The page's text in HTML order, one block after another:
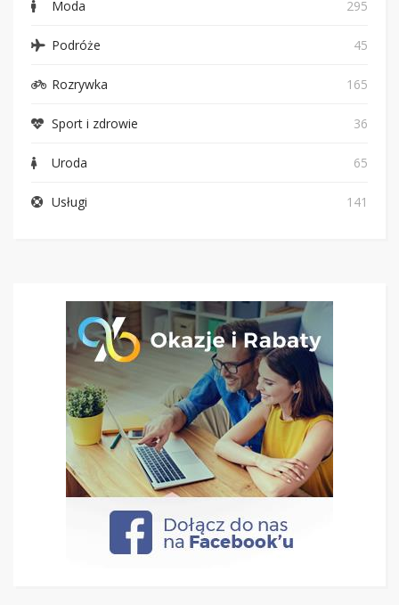
Moda 295
Podróże 45
Rozrywka 165
Sport i zdrowie 36
Uroda 65
Usługi 141